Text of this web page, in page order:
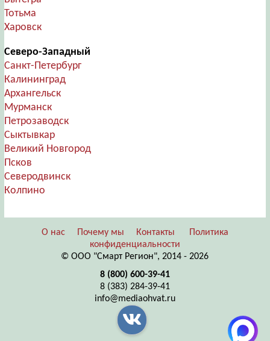
Тотьма
Харовск
Северо-Западный
Санкт-Петербург
Калининград
Архангельск
Мурманск
Петрозаводск
Сыктывкар
Великий Новгород
Псков
Северодвинск
Колпино
О нас Почему мы Контакты
Политика
конфиденциальности
© ООО "Смарт Регион", 2014 - 2026
8 (800) 600-39-41
8 (383) 284-39-41
info@mediaohvat.ru